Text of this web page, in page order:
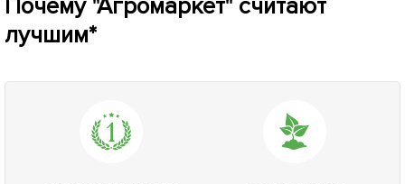
Почему "Агромаркет" считают
лучшим*